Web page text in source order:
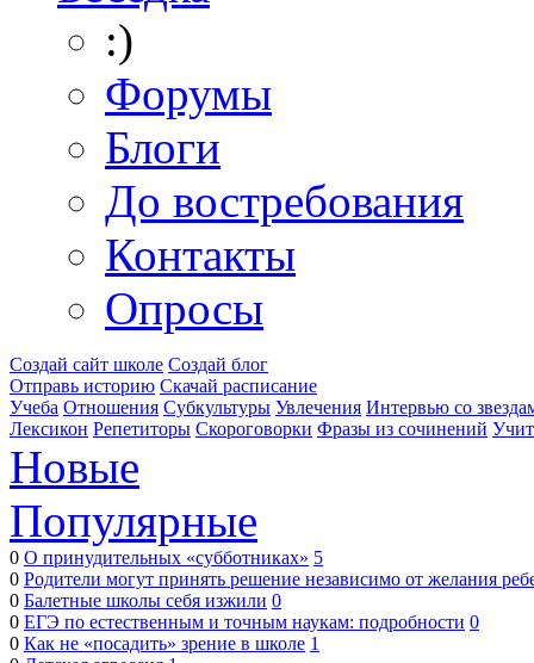
:)
Форумы
Блоги
До востребования
Контакты
Опросы
Создай сайт школе Создай блог
Отправь историю Скачай расписание
Учеба Отношения Субкультуры Увлечения Интервью со
Лексикон Репетиторы Скороговорки Фразы из сочинений
Новые
Популярные
0 О принудительных «субботниках» 5
0 Родители могут принять решение независимо от желания
0 Балетные школы себя изжили 0
0 ЕГЭ по естественным и точным наукам: подробности 0
0 Как не «посадить» зрение в школе 1